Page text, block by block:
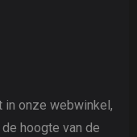
in onze webwinkel,
hoogte van de